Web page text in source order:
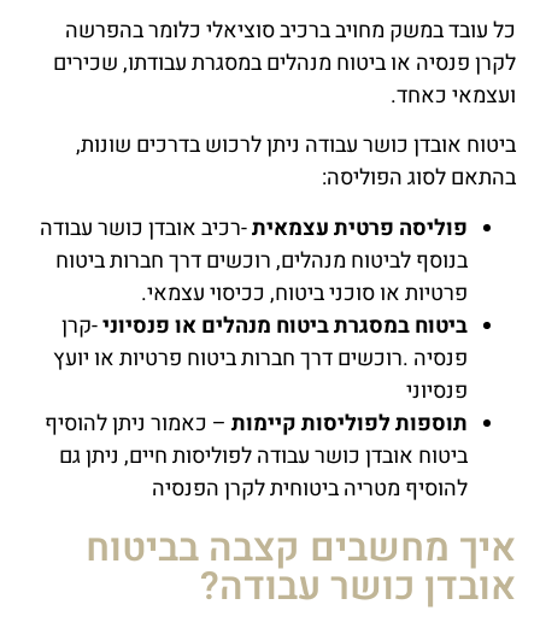
כל עובד במשק מחויב ברכיב סוציאלי כלומר בהפרשה
לקרן פנסיה או ביטוח מנהלים במסגרת עבודתו, שכירים
ועצמאי כאחד.
ביטוח אובדן כושר עבודה ניתן לרכוש בדרכים שונות,
בהתאם לסוג הפוליסה:
פוליסה פרטית עצמאית-רכיב אובדן כושר עבודה
בנוסף לביטוח מנהלים, רוכשים דרך חברות ביטוח
פרטיות או סוכני ביטוח, ככיסוי עצמאי.
ביטוח במסגרת ביטוח מנהלים או פנסיוני-קרן
פנסיה .רוכשים דרך חברות ביטוח פרטיות או יועץ
פנסיוני
תוספות לפוליסות קיימות – כאמור ניתן להוסיף
ביטוח אובדן כושר עבודה לפוליסות חיים, ניתן גם
להוסיף מטריה ביטוחית לקרן הפנסיה
איך מחשבים קצבה בביטוח
אובדן כושר עבודה?